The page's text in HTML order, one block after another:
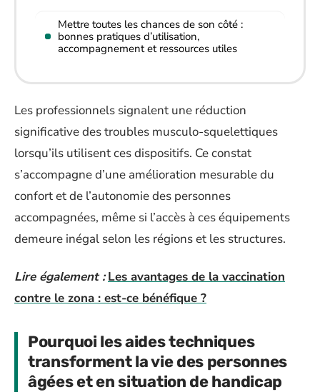
Mettre toutes les chances de son côté :
bonnes pratiques d’utilisation,
accompagnement et ressources utiles
Les professionnels signalent une réduction
significative des troubles musculo-squelettiques
lorsqu’ils utilisent ces dispositifs. Ce constat
s’accompagne d’une amélioration mesurable du
confort et de l’autonomie des personnes
accompagnées, même si l’accès à ces équipements
demeure inégal selon les régions et les structures.
Lire également : Les avantages de la vaccination
contre le zona : est-ce bénéfique ?
Pourquoi les aides techniques
transforment la vie des personnes
âgées et en situation de handicap